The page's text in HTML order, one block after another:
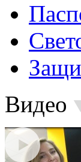
Видео